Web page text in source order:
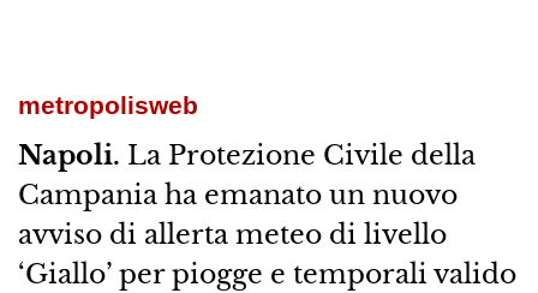
metropolisweb
Napoli. La Protezione Civile della
Campania ha emanato un nuovo
avviso di allerta meteo di livello
‘Giallo’ per piogge e temporali valido